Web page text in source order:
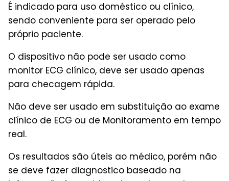
É indicado para uso doméstico ou clínico,
sendo conveniente para ser operado pelo
próprio paciente.
O dispositivo não pode ser usado como
monitor ECG clínico, deve ser usado apenas
para checagem rápida.
Não deve ser usado em substituição ao exame
clínico de ECG ou de Monitoramento em tempo
real.
Os resultados são úteis ao médico, porém não
se deve fazer diagnostico baseado na